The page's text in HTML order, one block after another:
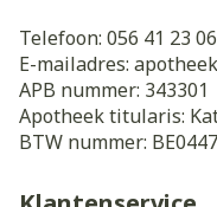
Telefoon: 056 41 23 06
E-mailadres:
APB nummer: 343301
Apotheek titularis:
BTW nummer: